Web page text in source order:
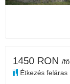
1450 RON /fő
Étkezés feláras